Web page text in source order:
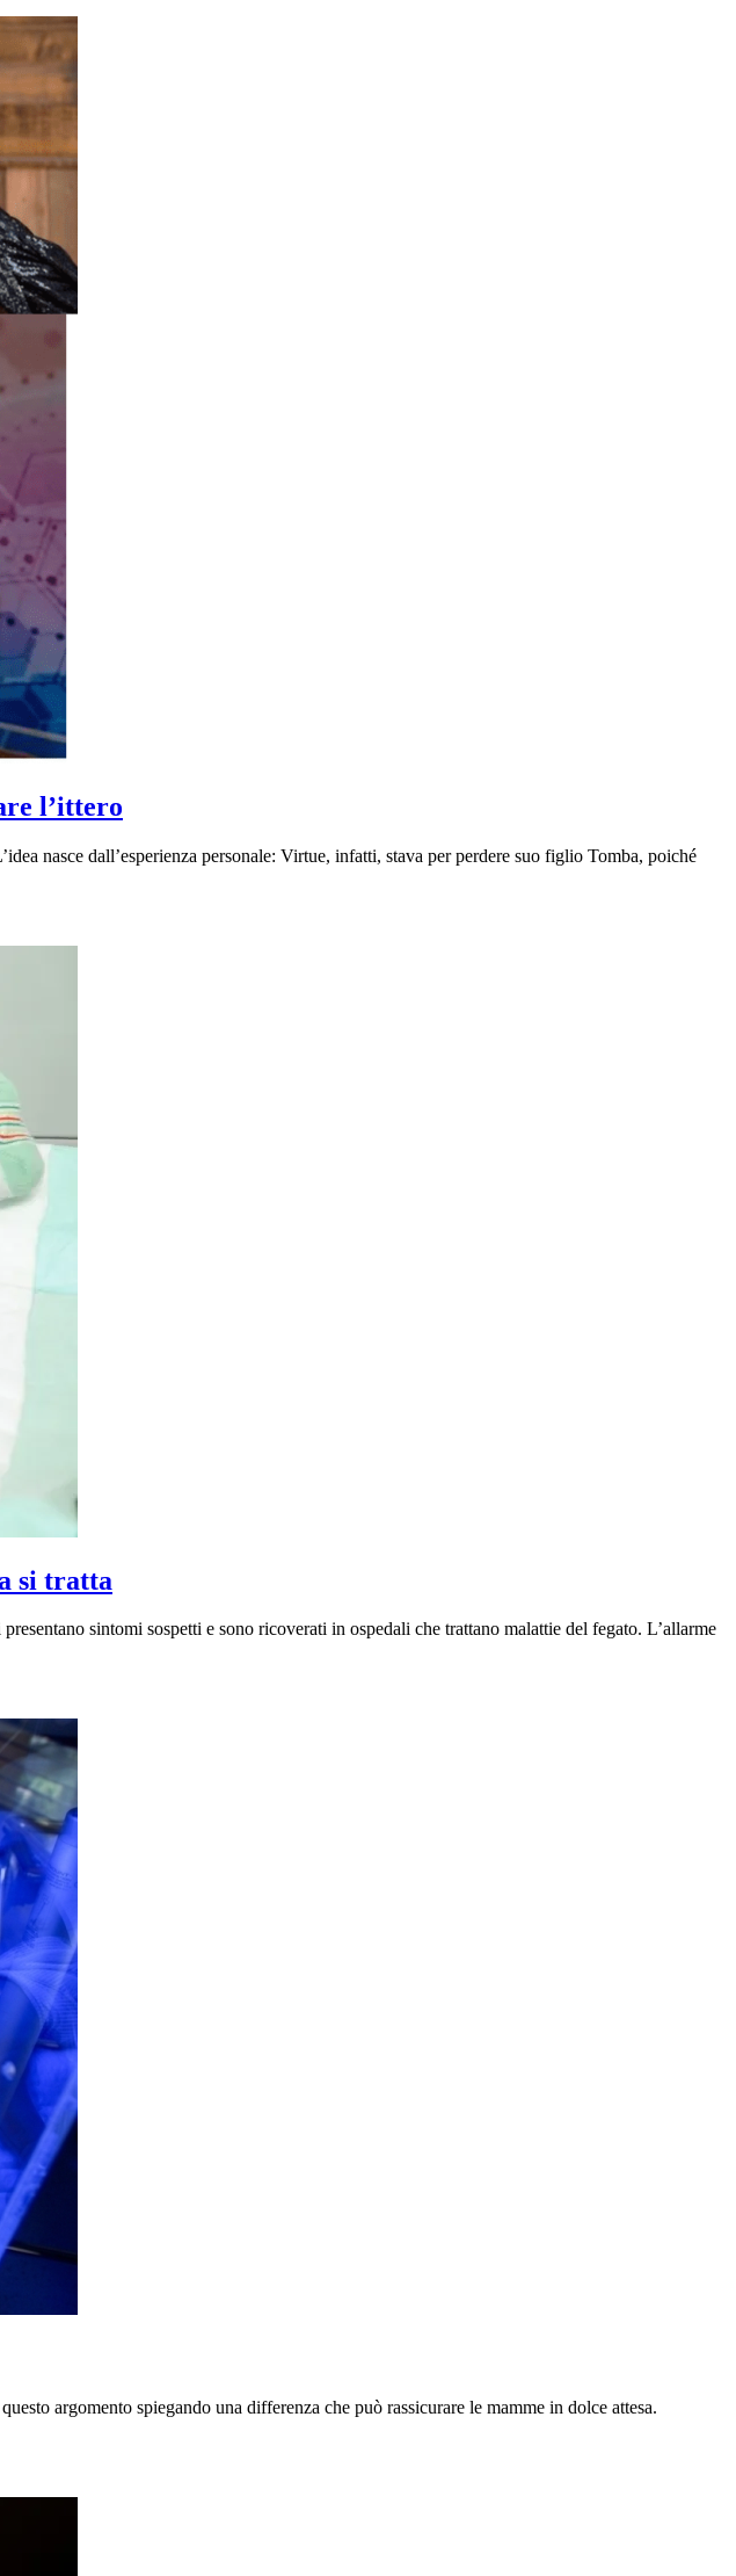
l’ittero
nasce dall’esperienza personale: Virtue, infatti, stava per perdere suo figlio Tomba, poiché
si tratta
sintomi sospetti e sono ricoverati in ospedali che trattano malattie del fegato. L’allarme
argomento spiegando una differenza che può rassicurare le mamme in dolce attesa.